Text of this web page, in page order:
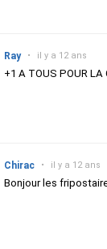
Ray • il y a 12 ans
+1 A TOUS POUR LA
Chirac • il y a 12 ans
Bonjour les